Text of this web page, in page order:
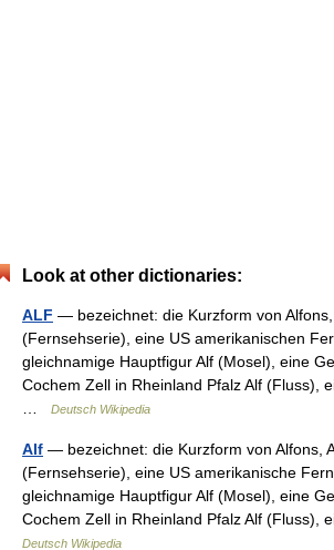
Look at other dictionaries:
ALF — bezeichnet: die Kurzform von
(Fernsehserie), eine US amerikanischen
gleichnamige Hauptfigur Alf (Mosel), eine
Cochem Zell in Rheinland Pfalz Alf (Fluss),
Deutsch Wikipedia
Alf — bezeichnet: die Kurzform von Alfons,
(Fernsehserie), eine US amerikanische
gleichnamige Hauptfigur Alf (Mosel), eine
Cochem Zell in Rheinland Pfalz Alf
Deutsch Wikipedia